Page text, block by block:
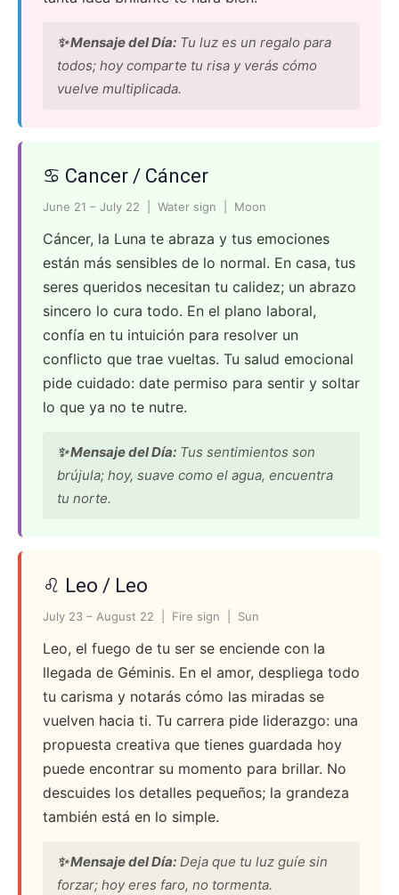
✨ Mensaje del Día: Tu luz es un regalo para
todos; hoy comparte tu risa y verás cómo
vuelve multiplicada.
♋ Cancer / Cáncer
June 21 – July 22 | Water sign | Moon
Cáncer, la Luna te abraza y tus emociones
están más sensibles de lo normal. En casa, tus
seres queridos necesitan tu calidez; un abrazo
sincero lo cura todo. En el plano laboral,
confía en tu intuición para resolver un
conflicto que trae vueltas. Tu salud emocional
pide cuidado: date permiso para sentir y soltar
lo que ya no te nutre.
✨ Mensaje del Día: Tus sentimientos son
brújula; hoy, suave como el agua, encuentra
tu norte.
♌ Leo / Leo
July 23 – August 22 | Fire sign | Sun
Leo, el fuego de tu ser se enciende con la
llegada de Géminis. En el amor, despliega todo
tu carisma y notarás cómo las miradas se
vuelven hacia ti. Tu carrera pide liderazgo: una
propuesta creativa que tienes guardada hoy
puede encontrar su momento para brillar. No
descuides los detalles pequeños; la grandeza
también está en lo simple.
✨ Mensaje del Día: Deja que tu luz guíe sin
forzar; hoy eres faro, no tormenta.